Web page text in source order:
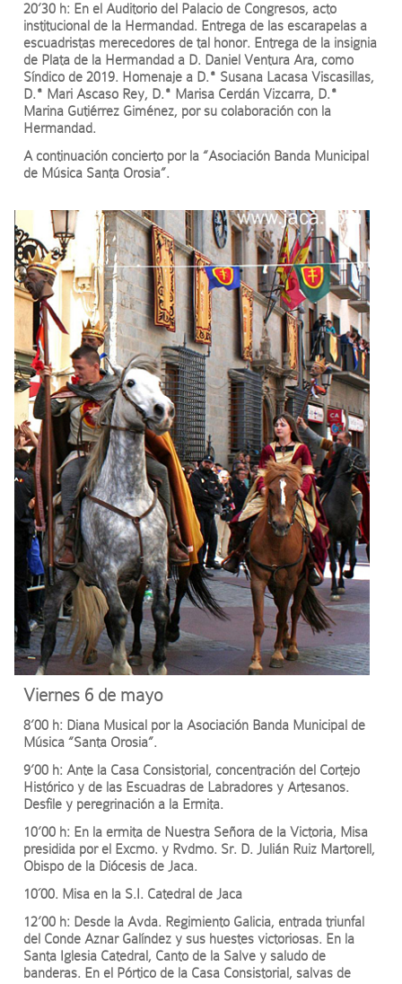
20’30 h: En el Auditorio del Palacio de Congresos, acto
institucional de la Hermandad. Entrega de las escarapelas a
escuadristas merecedores de tal honor. Entrega de la insignia
de Plata de la Hermandad a D. Daniel Ventura Ara, como
Síndico de 2019. Homenaje a D.ª Susana Lacasa Viscasillas,
D.ª Mari Ascaso Rey, D.ª Marisa Cerdán Vizcarra, D.ª
Marina Gutiérrez Giménez, por su colaboración con la
Hermandad.
A continuación concierto por la “Asociación Banda Municipal
de Música Santa Orosia”.
Viernes 6 de mayo
8’00 h: Diana Musical por la Asociación Banda Municipal de
Música “Santa Orosia”.
9’00 h: Ante la Casa Consistorial, concentración del Cortejo
Histórico y de las Escuadras de Labradores y Artesanos.
Desfile y peregrinación a la Ermita.
10’00 h: En la ermita de Nuestra Señora de la Victoria, Misa
presidida por el Excmo. y Rvdmo. Sr. D. Julián Ruiz Martorell,
Obispo de la Diócesis de Jaca.
10´00. Misa en la S.I. Catedral de Jaca
12’00 h: Desde la Avda. Regimiento Galicia, entrada triunfal
del Conde Aznar Galíndez y sus huestes victoriosas. En la
Santa Iglesia Catedral, Canto de la Salve y saludo de
banderas. En el Pórtico de la Casa Consistorial, salvas de